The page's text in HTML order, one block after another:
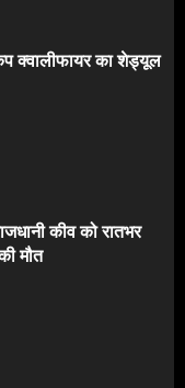
क्वालीफायर का शेड्यूल
कीव को रातभर
मौत